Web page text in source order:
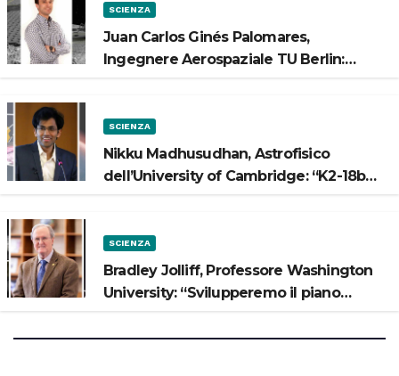
SCIENZA
Juan Carlos Ginés Palomares,
Ingegnere Aerospaziale TU Berlin:
SCIENZA
Nikku Madhusudhan, Astrofisico
dell’University of Cambridge: “K2-18b
SCIENZA
Bradley Jolliff, Professore Washington
University: “Svilupperemo il piano